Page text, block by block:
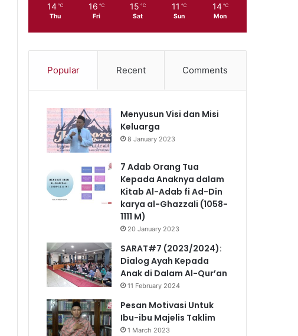
14 ℃
Thu
16 ℃
Fri
15 ℃
Sat
11 ℃
Sun
14 ℃
Mon
Popular Recent Comments
Menyusun Visi dan Misi
Keluarga
8 January 2023
7 Adab Orang Tua
Kepada Anaknya dalam
Kitab Al-Adab fi Ad-Din
karya al-Ghazzali (1058-
1111 M)
20 January 2023
SARAT#7 (2023/2024):
Dialog Ayah Kepada
Anak di Dalam Al-Qur’an
11 February 2024
Pesan Motivasi Untuk
Ibu-ibu Majelis Taklim
1 March 2023